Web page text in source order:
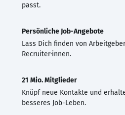
passt.
Persönliche Job-Angebote
Lass Dich finden von
Recruiter·innen.
21 Mio. Mitglieder
Knüpf neue Kontakte und
besseres Job-Leben.